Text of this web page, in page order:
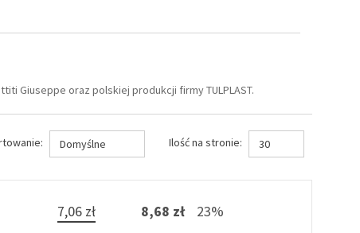
Giuseppe oraz polskiej produkcji firmy TULPLAST.
Domyślne Ilość na stronie: 30
7,06 zł 8,68 zł 23%